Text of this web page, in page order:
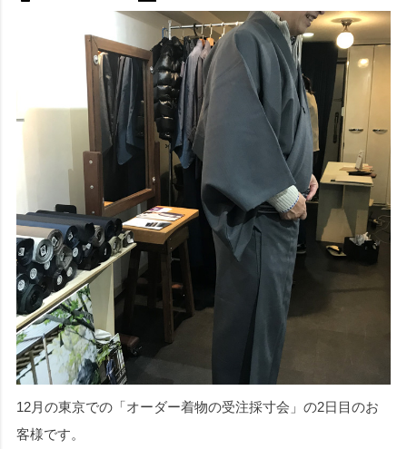
12月の東京での「オーダー着物の受注採寸会」の2日目のお
客様です。